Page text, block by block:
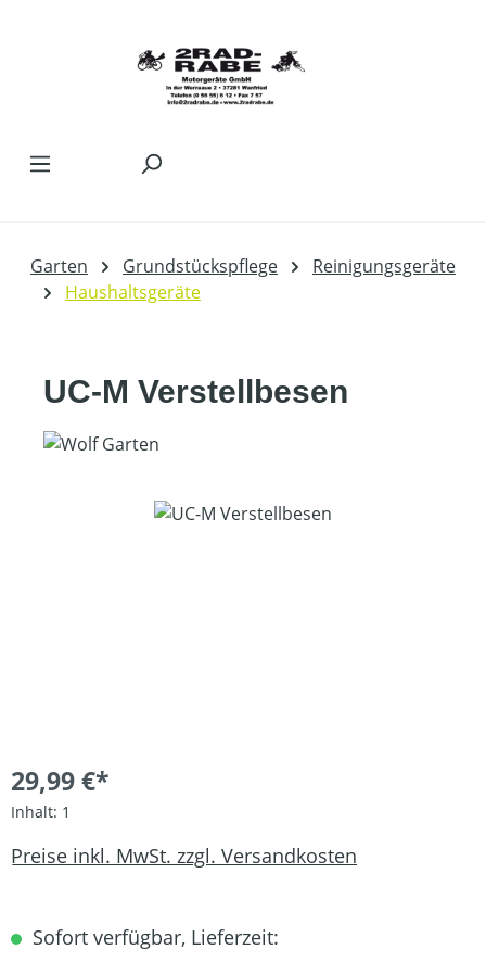
Garten Grundstückspflege
Reinigungsgeräte
Haushaltsgeräte
UC-M Verstellbesen
Bildergalerie überspringen
29,99 €*
Inhalt: 1
Preise inkl. MwSt. zzgl. Versandkosten
Sofort verfügbar, Lieferzeit: